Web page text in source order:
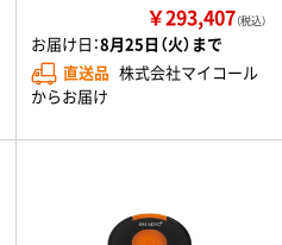
￥293,407（税込）
お届け日：8月25日（火）まで
直送品 株式会社マイコール
からお届け